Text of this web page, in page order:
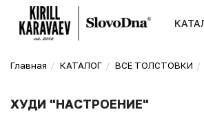
Главная КАТАЛОГ ВСЕ ТОЛСТОВКИ
ХУДИ "НАСТРОЕНИЕ"